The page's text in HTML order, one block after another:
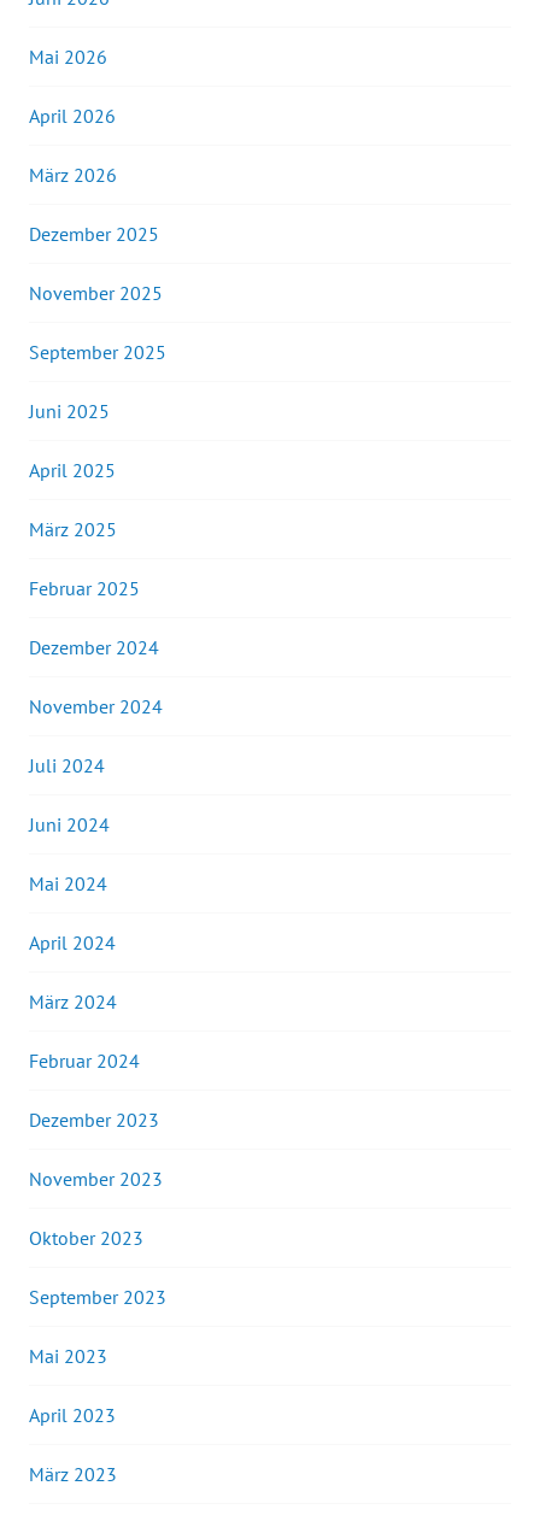
Mai 2026
April 2026
März 2026
Dezember 2025
November 2025
September 2025
Juni 2025
April 2025
März 2025
Februar 2025
Dezember 2024
November 2024
Juli 2024
Juni 2024
Mai 2024
April 2024
März 2024
Februar 2024
Dezember 2023
November 2023
Oktober 2023
September 2023
Mai 2023
April 2023
März 2023